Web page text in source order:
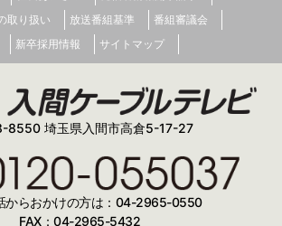
取り扱い 放送番組基準
番組審議会
新卒採用情報 サイトマップ
8550 埼玉県入間市高倉5-17-27
からおかけの方は：04-2965-0550
FAX：04-2965-5432